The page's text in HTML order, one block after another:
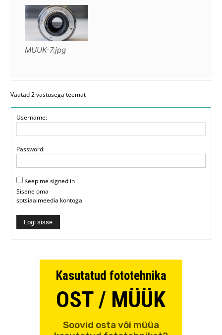
MUUK-7.jpg
Vaatad 2 vastusega teemat
Username:
Password:
Keep me signed in
Sisene oma
sotsiaalmeedia kontoga
Logi sisse